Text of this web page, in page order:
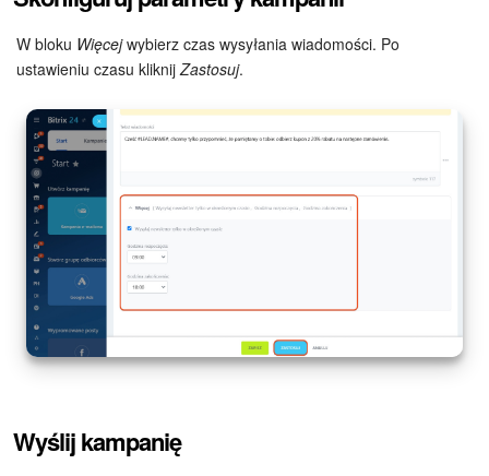
W bloku Więcejwybierz czas wysyłania wiadomości. Po
ustawieniu czasu kliknijZastosuj.
Wyślij kampanię